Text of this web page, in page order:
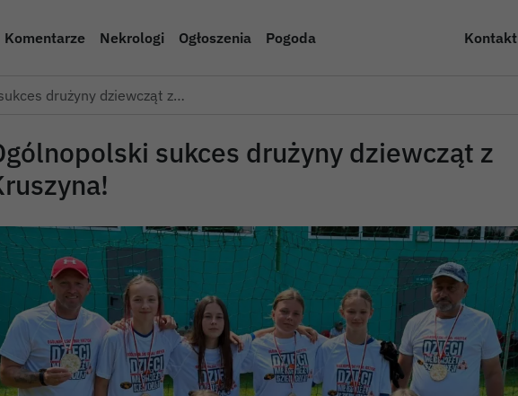
Komentarze Nekrologi Ogłoszenia Pogoda Kontakt
drużyny dziewcząt z…
sukces drużyny dziewcząt z